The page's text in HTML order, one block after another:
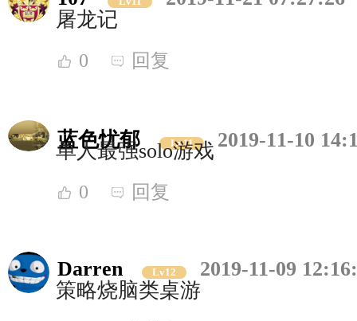
屠龙记
0 回复
蓝色忧郁 Lv11 2019-11-10
单人最强solo游戏
0 回复
Darren Lv12
2019-11-09
策略烧脑类桌游